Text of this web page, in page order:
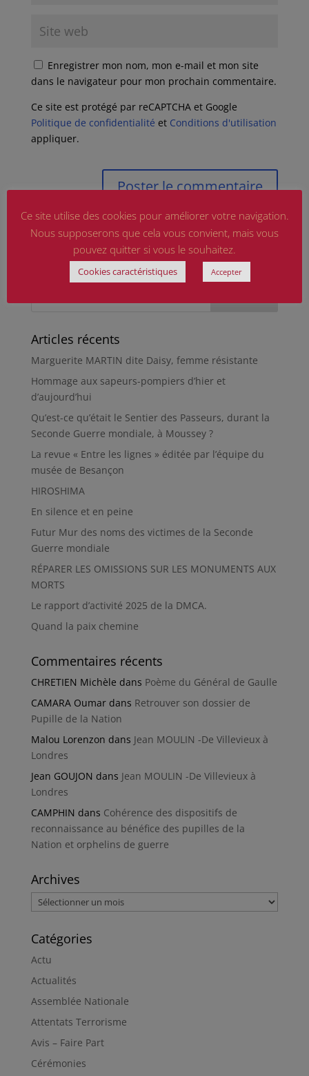
Enregistrer mon nom, mon e-mail et mon site
dans le navigateur pour mon prochain commentaire.
Ce site est protégé par reCAPTCHA et Google
Politique de confidentialité et Conditions d'utilisation
appliquer.
Articles récents
Marguerite MARTIN dite Daisy, femme résistante
Hommage aux sapeurs-pompiers d’hier et
d’aujourd’hui
Qu’est-ce qu’était le Sentier des Passeurs, durant la
Seconde Guerre mondiale, à Moussey ?
La revue « Entre les lignes » éditée par l’équipe du
musée de Besançon
HIROSHIMA
En silence et en peine
Futur Mur des noms des victimes de la Seconde
Guerre mondiale
RÉPARER LES OMISSIONS SUR LES MONUMENTS AUX
MORTS
Le rapport d’activité 2025 de la DMCA.
Quand la paix chemine
Commentaires récents
CHRETIEN Michèle dans Poème du Général de Gaulle
CAMARA Oumardans Retrouver son dossier de
Pupille de la Nation
Malou Lorenzon dans Jean MOULIN -De Villevieux à
Londres
Jean GOUJON dans Jean MOULIN -De Villevieux à
Londres
CAMPHIN dans Cohérence des dispositifs de
reconnaissance au bénéfice des pupilles de la
Nation et orphelins de guerre
Archives
Archives
Catégories
Actu
Actualités
Assemblée Nationale
Attentats Terrorisme
Avis – Faire Part
Cérémonies
Ce site utilise des cookies pour améliorer votre navigation.
Nous supposerons que cela vous convient, mais vous
pouvez quitter si vous le souhaitez.
Cookies caractéristiques Accepter